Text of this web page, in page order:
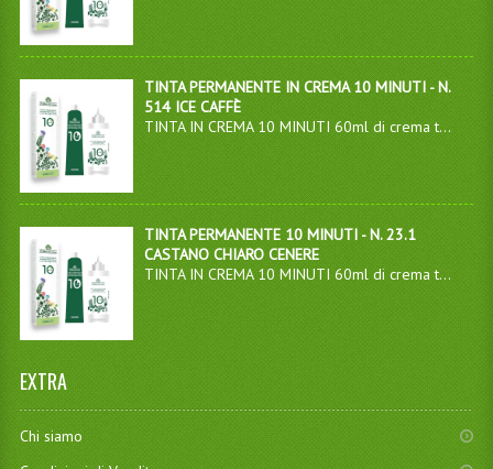
TINTA PERMANENTE IN CREMA 10 MINUTI - N.
514 ICE CAFFÈ
TINTA IN CREMA 10 MINUTI 60ml di crema t...
TINTA PERMANENTE 10 MINUTI - N. 23.1
CASTANO CHIARO CENERE
TINTA IN CREMA 10 MINUTI 60ml di crema t...
EXTRA
Chi siamo